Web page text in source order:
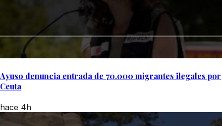
Ayuso denuncia entrada de 70.000 migrantes ilegales por
Ceuta
hace 4h